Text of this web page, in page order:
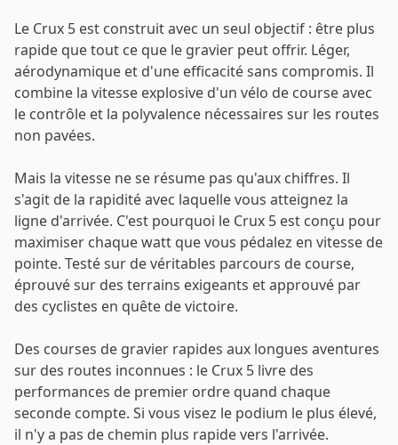
Le Crux 5 est construit avec un seul objectif : être plus
rapide que tout ce que le gravier peut offrir. Léger,
aérodynamique et d'une efficacité sans compromis. Il
combine la vitesse explosive d'un vélo de course avec
le contrôle et la polyvalence nécessaires sur les routes
non pavées.
Mais la vitesse ne se résume pas qu'aux chiffres. Il
s'agit de la rapidité avec laquelle vous atteignez la
ligne d'arrivée. C'est pourquoi le Crux 5 est conçu pour
maximiser chaque watt que vous pédalez en vitesse de
pointe. Testé sur de véritables parcours de course,
éprouvé sur des terrains exigeants et approuvé par
des cyclistes en quête de victoire.
Des courses de gravier rapides aux longues aventures
sur des routes inconnues : le Crux 5 livre des
performances de premier ordre quand chaque
seconde compte. Si vous visez le podium le plus élevé,
il n'y a pas de chemin plus rapide vers l'arrivée.
Se connecter
Se souvenir de moi Mot de passe oublié ?